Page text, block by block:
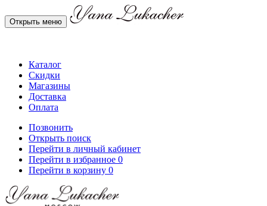
Открыть меню
Каталог
Скидки
Магазины
Доставка
Оплата
Позвонить
Открыть поиск
Перейти в личный кабинет
Перейти в избранное 0
Перейти в корзину 0